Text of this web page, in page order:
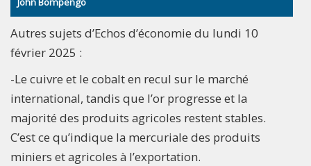
Autres sujets d’Echos d’économie du lundi 10
février 2025 :
-Le cuivre et le cobalt en recul sur le marché
international, tandis que l’or progresse et la
majorité des produits agricoles restent stables.
C’est ce qu’indique la mercuriale des produits
miniers et agricoles à l’exportation.